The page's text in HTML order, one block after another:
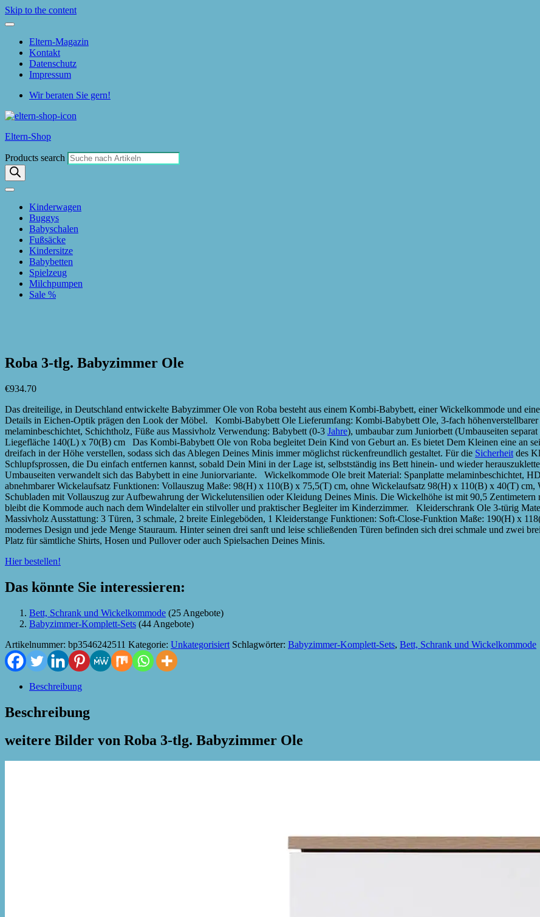
Skip to the content
Eltern-Magazin
Kontakt
Datenschutz
Impressum
Wir beraten Sie gern!
Eltern-Shop
Products search
Kinderwagen
Buggys
Babyschalen
Fußsäcke
Kindersitze
Babybetten
Spielzeug
Milchpumpen
Sale %
Roba 3-tlg. Babyzimmer Ole
€934.70
Das dreiteilige, in Deutschland entwickelte Babyzimmer Ole von Roba besteht aus einem Kombi-Babybett, einer Wickelkommode und
Details in Eichen-Optik prägen den Look der Möbel. Kombi-Babybett Ole Lieferumfang: Kombi-Babybett Ole, 3-fach höhenverstellbarer
melaminbeschichtet, Schichtholz, Füße aus Massivholz Verwendung: Babybett (0-3 Jahre), umbaubar zum Juniorbett (Umbauseiten
Liegefläche 140(L) x 70(B) cm Das Kombi-Babybett Ole von Roba begleitet Dein Kind von Geburt an. Es bietet Dem Kleinen eine an
dreifach in der Höhe verstellen, sodass sich das Ablegen Deines Minis immer möglichst rückenfreundlich gestaltet. Für die Sicherheit des
Schlupfsprossen, die Du einfach entfernen kannst, sobald Dein Mini in der Lage ist, selbstständig ins Bett hinein- und wieder
Umbauseiten verwandelt sich das Babybett in eine Juniorvariante. Wickelkommode Ole breit Material: Spanplatte melaminbeschichtet,
abnehmbarer Wickelaufsatz Funktionen: Vollauszug Maße: 98(H) x 110(B) x 75,5(T) cm, ohne Wickelaufsatz 98(H) x 110(B) x 40(T)
Schubladen mit Vollauszug zur Aufbewahrung der Wickelutensilien oder Kleidung Deines Minis. Die Wickelhöhe ist mit 90,5
bleibt die Kommode auch nach dem Windelalter ein stilvoller und praktischer Begleiter im Kinderzimmer. Kleiderschrank Ole 3-türig
Massivholz Ausstattung: 3 Türen, 3 schmale, 2 breite Einlegeböden, 1 Kleiderstange Funktionen: Soft-Close-Funktion Maße: 190(H) x
modernes Design und jede Menge Stauraum. Hinter seinen drei sanft und leise schließenden Türen befinden sich drei schmale und zwei
Platz für sämtliche Shirts, Hosen und Pullover oder auch Spielsachen Deines Minis.
Hier bestellen!
Das könnte Sie interessieren:
Bett, Schrank und Wickelkommode (25 Angebote)
Babyzimmer-Komplett-Sets (44 Angebote)
Artikelnummer: bp3546242511 Kategorie: Unkategorisiert Schlagwörter: Babyzimmer-Komplett-Sets, Bett, Schrank und Wickelkommode
Beschreibung
Beschreibung
weitere Bilder von Roba 3-tlg. Babyzimmer Ole